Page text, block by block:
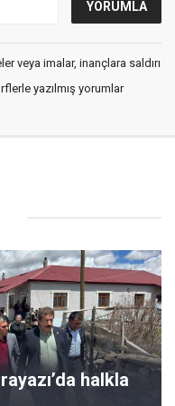
veya imalar, inançlara saldırı
yazılmış yorumlar
halkla